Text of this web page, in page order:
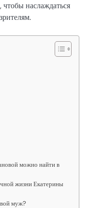
наслаждаться
можно найти в
жизни Екатерины
муж?